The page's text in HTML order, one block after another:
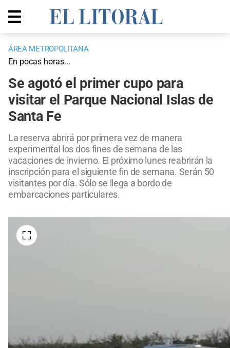
ÁREA METROPOLITANA
En pocas horas...
Se agotó el primer cupo para
visitar el Parque Nacional Islas de
Santa Fe
La reserva abrirá por primera vez de manera
experimental los dos fines de semana de las
vacaciones de invierno. El próximo lunes reabrirán la
inscripción para el siguiente fin de semana. Serán 50
visitantes por día. Sólo se llega a bordo de
embarcaciones particulares.